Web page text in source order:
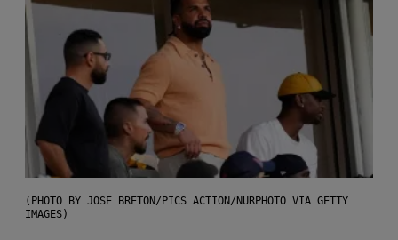
(PHOTO BY JOSE BRETON/PICS ACTION/NURPHOTO VIA GETTY
IMAGES)